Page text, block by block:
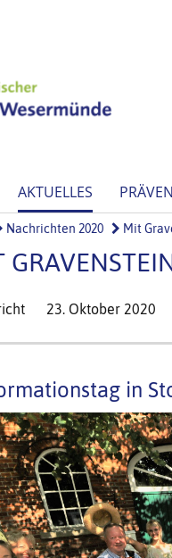
AKTUELLES
Nachrichten 2020 Mit
23. Oktober 2020
in